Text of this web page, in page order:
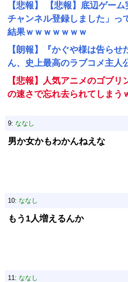
【悲報】 【悲報】底辺ゲー
チャンネル登録しました」っ
結果ｗｗｗｗｗｗｗ
【朗報】『かぐや様は告らせ
ん、史上最高のラブコメ主人
【悲報】人気アニメのゴブ
の速さで忘れ去られてしまう
9: ななし
男か女かもわかんねえな
10: ななし
もう1人増えるんか
11: ななし